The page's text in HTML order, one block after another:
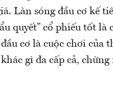
Làn sóng đầu cơ kế
quyết” cổ phiếu tốt là
cơ là cuộc chơi của
gì đa cấp cả,